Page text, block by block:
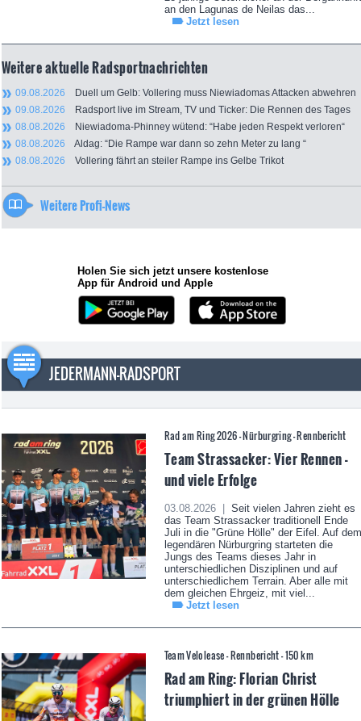
an den Lagunas de Neilas das...
Jetzt lesen
Weitere aktuelle Radsportnachrichten
09.08.2026 Duell um Gelb: Vollering muss Niewiadomas Attacken abwehren
09.08.2026 Radsport live im Stream, TV und Ticker: Die Rennen des Tages
08.08.2026 Niewiadoma-Phinney wütend: “Habe jeden Respekt verloren“
08.08.2026 Aldag: “Die Rampe war dann so zehn Meter zu lang “
08.08.2026 Vollering fährt an steiler Rampe ins Gelbe Trikot
Weitere Profi-News
Holen Sie sich jetzt unsere kostenlose
App für Android und Apple
JEDERMANN-RADSPORT
Rad am Ring 2026 - Nürburgring - Rennbericht
Team Strassacker: Vier Rennen -
und viele Erfolge
03.08.2026 |
Seit vielen Jahren zieht es
das Team Strassacker traditionell Ende
Juli in die "Grüne Hölle" der Eifel. Auf dem
legendären Nürburgring starteten die
Jungs des Teams dieses Jahr in
unterschiedlichen Disziplinen und auf
unterschiedlichem Terrain. Aber alle mit
dem gleichen Ehrgeiz, mit viel...
Jetzt lesen
Team Velolease - Rennbericht - 150 km
Rad am Ring: Florian Christ
triumphiert in der grünen Hölle